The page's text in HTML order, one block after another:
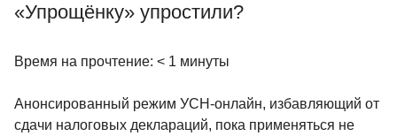
«Упрощёнку» упростили?
Время на прочтение: < 1 минуты
Анонсированный режим УСН-онлайн, избавляющий от
сдачи налоговых деклараций, пока применяться не